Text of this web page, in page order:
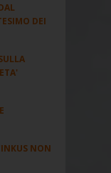
DEI
NON